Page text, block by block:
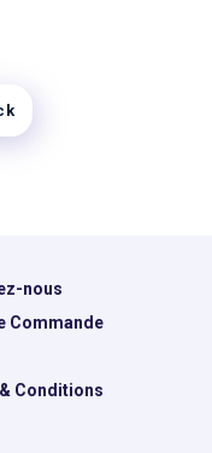
nous
Commande
Conditions